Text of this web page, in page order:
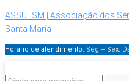
ASSUFSM | Associação dos
Santa Maria
Horário de atendimento: Seg – Sex: